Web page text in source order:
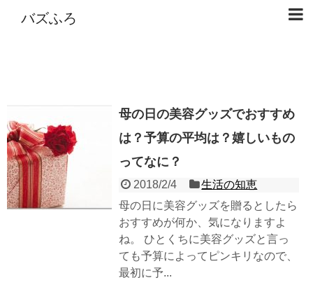
バズふろ
母の日の美容グッズでおすすめ
は？予算の平均は？嬉しいもの
ってなに？
2018/2/4
生活の知恵
母の日に美容グッズを贈るとしたら
おすすめが何か、気になりますよ
ね。 ひとくちに美容グッズと言っ
ても予算によってピンキリなので、
最初に予...